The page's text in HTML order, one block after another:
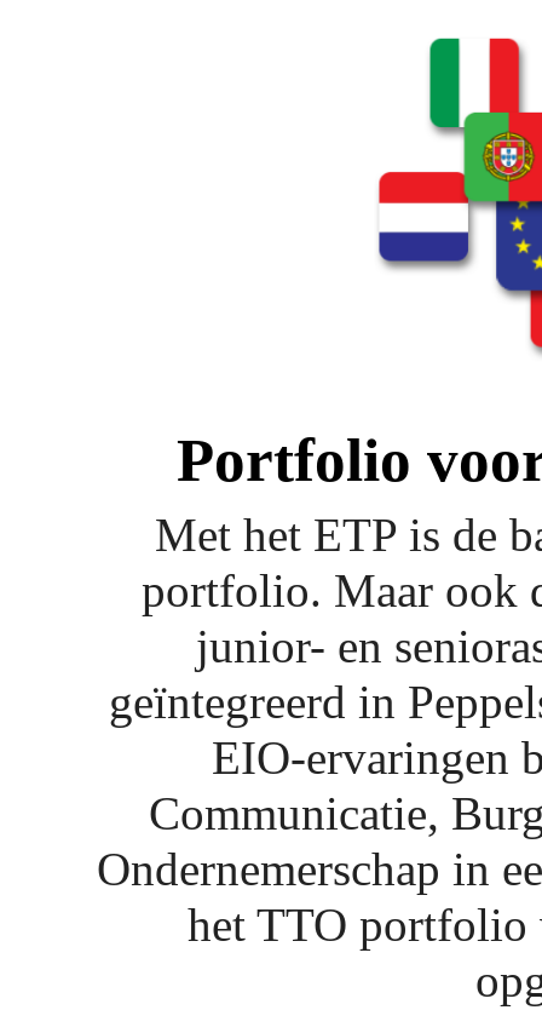
Portfolio
Met het ETP is de
portfolio. Maar ook
junior- en
geïntegreerd in
EIO-ervaringen
Communicatie,
Ondernemerschap in
het TTO portfolio